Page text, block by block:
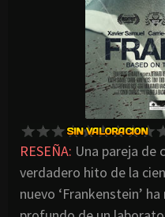
RESEÑA: Una pareja de
verdadero hito de la
nuevo ‘Frankenstein’